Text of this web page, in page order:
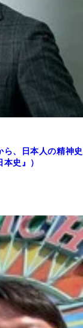
ら、日本人の精神史
史』）